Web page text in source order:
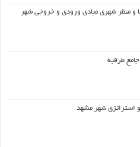
و منظر شهری مبادی ورودی و خروجی شهر
طرقبه
استراتژی شهر مشهد